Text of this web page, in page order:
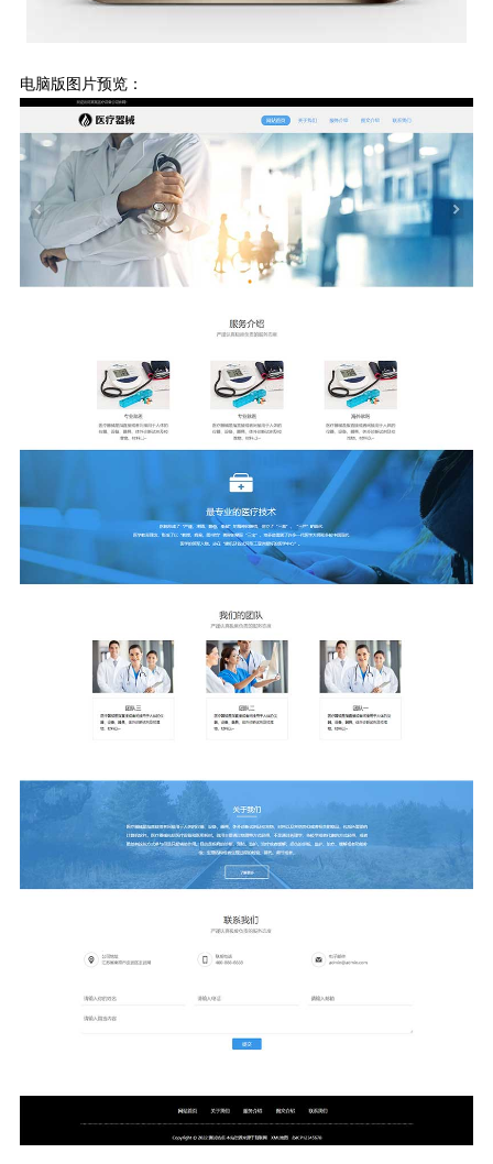
电脑版图片预览：